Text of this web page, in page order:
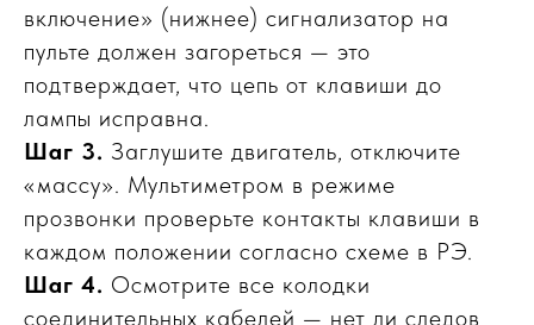
включение» (нижнее) сигнализатор на
пульте должен загореться — это
подтверждает, что цепь от клавиши до
лампы исправна.
Шаг 3. Заглушите двигатель, отключите
«массу». Мультиметром в режиме
прозвонки проверьте контакты клавиши в
каждом положении согласно схеме в РЭ.
Шаг 4. Осмотрите все колодки
соединительных кабелей — нет ли следов